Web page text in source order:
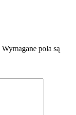
Wymagane pola są